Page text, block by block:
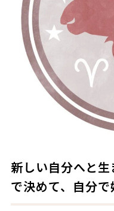
新しい自分へと
で決めて、自分